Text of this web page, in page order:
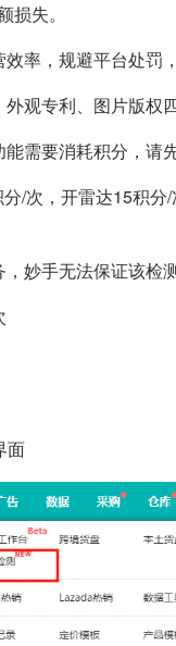
失。
率，规避平台处罚
观专利、图片版权
需要消耗积分，请
/次，开雷达15积
妙手无法保证该检
面